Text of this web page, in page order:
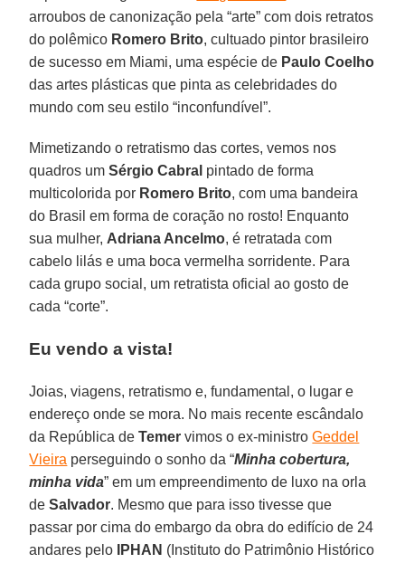
arroubos de canonização pela “arte” com dois retratos
do polêmico Romero Brito, cultuado pintor brasileiro
de sucesso em Miami, uma espécie de Paulo Coelho
das artes plásticas que pinta as celebridades do
mundo com seu estilo “inconfundível”.
Mimetizando o retratismo das cortes, vemos nos
quadros umSérgio Cabral pintado de forma
multicolorida por Romero Brito, com uma bandeira
do Brasil em forma de coração no rosto! Enquanto
sua mulher, Adriana Ancelmo, é retratada com
cabelo lilás e uma boca vermelha sorridente. Para
cada grupo social, um retratista oficial ao gosto de
cada “corte”.
Eu vendo a vista!
Joias, viagens, retratismo e, fundamental, o lugar e
endereço onde se mora. No mais recente escândalo
da República deTemer vimos o ex-ministroGeddel
Vieira perseguindo o sonho da “Minha cobertura,
minha vida” em um empreendimento de luxo na orla
deSalvador. Mesmo que para isso tivesse que
passar por cima do embargo da obra do edifício de 24
andares pelo
IPHAN (Instituto do Patrimônio Histórico